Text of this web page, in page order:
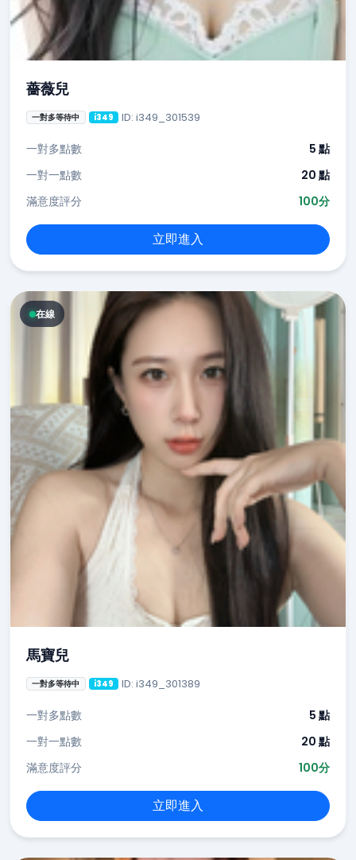
薔薇兒
一對多等待中 i349 ID: i349_301539
一對多點數
5 點
一對一點數
20 點
滿意度評分
100分
立即進入
在線
馬寶兒
一對多等待中 i349 ID: i349_301389
一對多點數
5 點
一對一點數
20 點
滿意度評分
100分
立即進入